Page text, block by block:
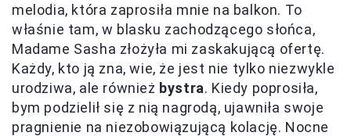
melodia, która zaprosiła mnie na balkon. To
właśnie tam, w blasku zachodzącego słońca,
Madame Sasha złożyła mi zaskakującą ofertę.
Każdy, kto ją zna, wie, że jest nie tylko niezwykle
urodziwa, ale również bystra. Kiedy poprosiła,
bym podzielił się z nią nagrodą, ujawniła swoje
pragnienie na niezobowiązującą kolację. Nocne